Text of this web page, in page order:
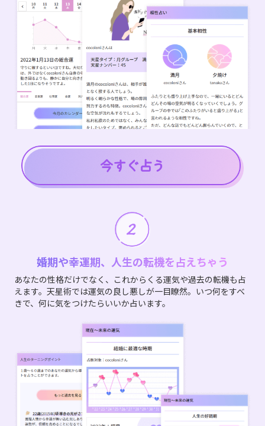
婚期や幸運期、人生の転機を占えちゃう
あなたの性格だけでなく、これからくる運気や過去の転機も占
えます。天星術では運気の良し悪しが一目瞭然。いつ何をすべ
きで、何に気をつけたらいいか占います。